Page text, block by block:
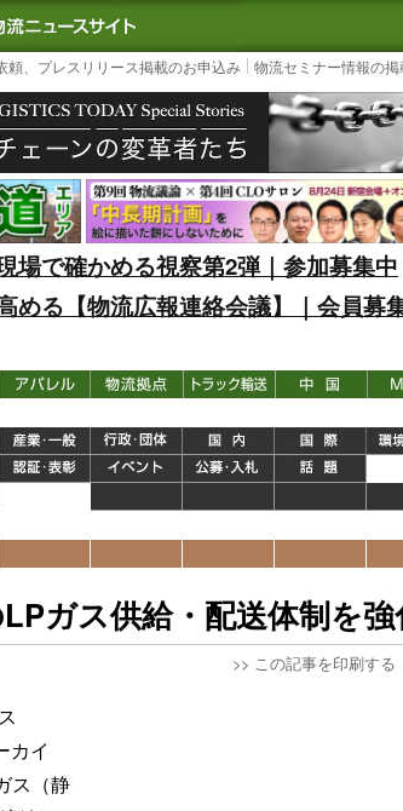
｜国内最大の物流ニュースサイト
3PL, SCMなど
頼、プレスリリース掲載のお申込み 物流セミナー情報の
場で確かめる視察第2弾｜参加募集中
める【物流広報連絡会議】｜会員募
ガス供給・配送体制を強
>> この記事を印刷する
カイ
ス（静